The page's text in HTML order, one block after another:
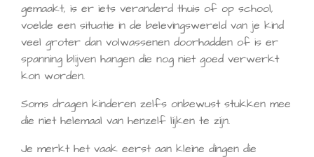
gemaakt, is er iets veranderd thuis of op school,
voelde een situatie in de belevingswereld van je kind
veel groter dan volwassenen doorhadden of is er
spanning blijven hangen die nog niet goed verwerkt
kon worden.
Soms dragen kinderen zelfs onbewust stukken mee
die niet helemaal van henzelf lijken te zijn.
Je merkt het vaak eerst aan kleine dingen die